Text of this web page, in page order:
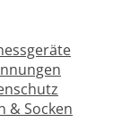
& Socken